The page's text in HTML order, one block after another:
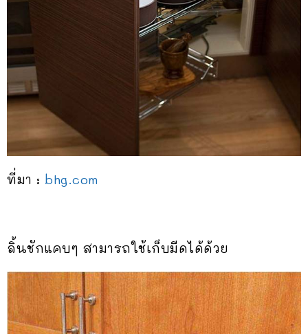
ที่มา : bhg.com
ลิ้นชักแคบๆ สามารถใช้เก็บมีดได้ด้วย